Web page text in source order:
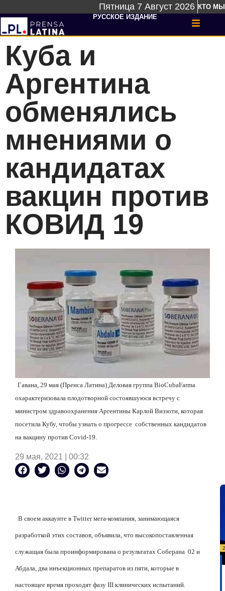
Пятница 7 Август 2026 КТО МЫ
РУССКОЕ ИЗДАНИЕ
Куба и
Аргентина
обменялись
мнениями о
кандидатах
вакцин против
КОВИД 19
Гавана, 29 мая (Пренса Латина) Деловая группа BioCubaFarma
охарактеризовала плодотворной состоявшуюся встречу с
министром здравоохранения Аргентины Карлой Виззоти, которая
посетила Кубу, чтобы узнать о прогрессе собственных кандидатов
на вакцину против Covid-19.
29 мая, 2021 | 00:32
В своем аккаунте в Twitter мега-компания, занимающаяся
разработкой этих составов, объявила, что высокопоставленная
служащая была проинформирована о результатах Соберана 02 и
Абдала, два инъекционных препаратов из пяти, которые в
настоящее время проходят фазу III клинических испытаний.